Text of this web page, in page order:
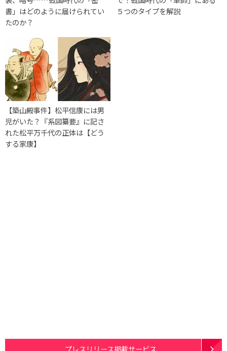
書」はどのように届けられてい
たのか？
５つのタイプを解説
【築山殿事件】松平信康には男
児がいた？『系図纂要』に記さ
れた松平万千代の正体は【どう
する家康】
プレスリリース掲載サービス